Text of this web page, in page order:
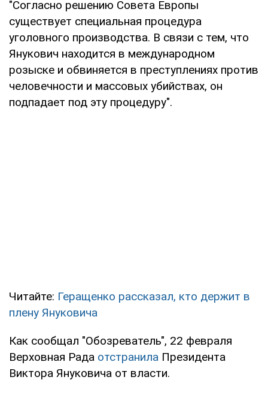
"Согласно решению Совета Европы
существует специальная процедура
уголовного производства. В связи с тем, что
Янукович находится в международном
розыске и обвиняется в преступлениях против
человечности и массовых убийствах, он
подпадает под эту процедуру".
Читайте: Геращенко рассказал, кто держит в
плену Януковича
Как сообщал "Обозреватель", 22 февраля
Верховная Рада отстранила Президента
Виктора Януковича от власти.